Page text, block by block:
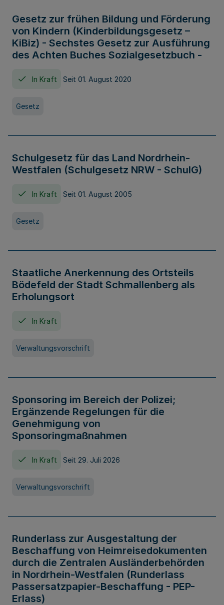
Gesetz zur frühen Bildung und Förderung
von Kindern (Kinderbildungsgesetz –
KiBiz) - Sechstes Gesetz zur Ausführung
des Achten Buches Sozialgesetzbuch -
In Kraft Seit 01. August 2020
Gesetz
Schulgesetz für das Land Nordrhein-
Westfalen (Schulgesetz NRW - SchulG)
In Kraft Seit 01. August 2005
Gesetz
Staatliche Anerkennung des Ortsteils
Bödefeld der Stadt Schmallenberg als
Erholungsort
In Kraft
Verwaltungsvorschrift
Sponsoring im Bereich der Polizei;
Ergänzende Regelungen für die
Genehmigung von
Sponsoringmaßnahmen
In Kraft Seit 29. Juli 2026
Verwaltungsvorschrift
Runderlass zur Ausgestaltung der
Beschaffung von Heimreisedokumenten
durch die Zentralen Ausländerbehörden
in Nordrhein-Westfalen (Runderlass
Passersatzpapier-Beschaffung - PEP-
Erlass)